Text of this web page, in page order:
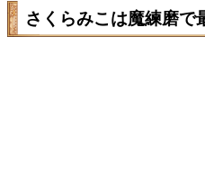
さくらみこは魔練磨で